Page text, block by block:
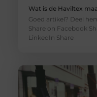
Wat is de Haviltex
Goed artikel? Deel
Share on Facebook
LinkedIn Share